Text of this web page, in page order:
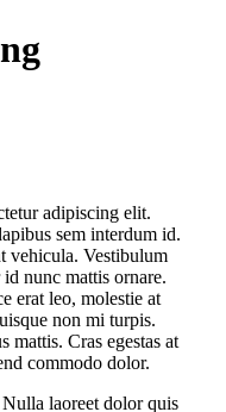
adipiscing elit.
sem interdum id.
vehicula. Vestibulum
nunc mattis ornare.
erat leo, molestie at
non mi turpis.
mattis. Cras egestas at
commodo dolor.
laoreet dolor quis